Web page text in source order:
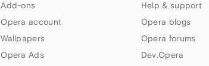
Add-ons
Opera account
Wallpapers
Opera Ads
Help & support
Opera blogs
Opera forums
Dev.Opera